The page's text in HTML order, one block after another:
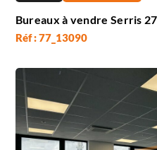
Bureaux à vendre Serris
Réf : 77_13090